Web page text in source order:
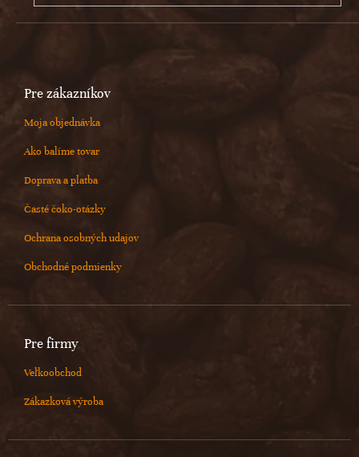
Pre zákazníkov
Moja objednávka
Ako balíme tovar
Doprava a platba
Časté čoko-otázky
Ochrana osobných udajov
Obchodné podmienky
Pre firmy
Veľkoobchod
Zákazková výroba